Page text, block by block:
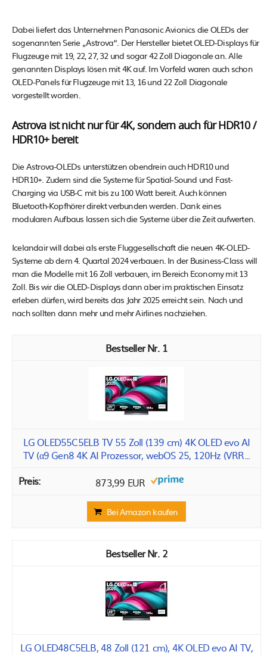
Dabei liefert das Unternehmen Panasonic Avionics die OLEDs der
sogenannten Serie „Astrova“. Der Hersteller bietet OLED-Displays für
Flugzeuge mit 19, 22, 27, 32 und sogar 42 Zoll Diagonale an. Alle
genannten Displays lösen mit 4K auf. Im Vorfeld waren auch schon
OLED-Panels für Flugzeuge mit 13, 16 und 22 Zoll Diagonale
vorgestellt worden.
Astrova ist nicht nur für 4K, sondern auch für HDR10 /
HDR10+ bereit
Die Astrova-OLEDs unterstützen obendrein auch HDR10 und
HDR10+. Zudem sind die Systeme für Spatial-Sound und Fast-
Charging via USB-C mit bis zu 100 Watt bereit. Auch können
Bluetooth-Kopfhörer direkt verbunden werden. Dank eines
modularen Aufbaus lassen sich die Systeme über die Zeit aufwerten.
Icelandair will dabei als erste Fluggesellschaft die neuen 4K-OLED-
Systeme ab dem 4. Quartal 2024 verbauen. In der Business-Class will
man die Modelle mit 16 Zoll verbauen, im Bereich Economy mit 13
Zoll. Bis wir die OLED-Displays dann aber im praktischen Einsatz
erleben dürfen, wird bereits das Jahr 2025 erreicht sein. Nach und
nach sollten dann mehr und mehr Airlines nachziehen.
1
LG OLED55C5ELB TV 55 Zoll (139 cm) 4K OLED evo AI
TV (α9 Gen8 4K AI Prozessor, webOS 25, 120Hz (VRR...
873,99 EUR
Bei Amazon kaufen
2
LG OLED48C5ELB, 48 Zoll (121 cm), 4K OLED evo AI TV,